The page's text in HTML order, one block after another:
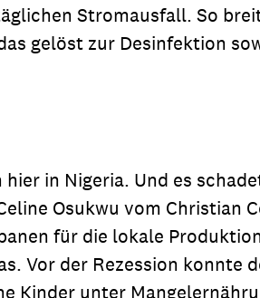
Stromausfall. So
gelöst zur Desinfektion
in Nigeria. Und es
Osukwu vom Christian
für die lokale
Vor der Rezession konnte
Kinder unter